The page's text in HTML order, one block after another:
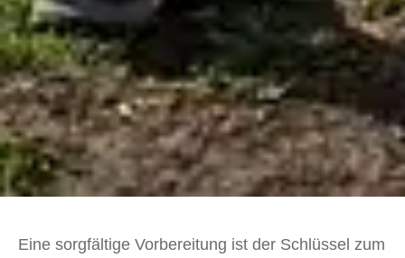
Eine sorgfältige Vorbereitung ist der Schlüssel zum